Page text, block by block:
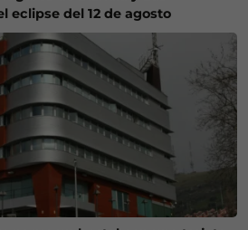
eclipse del 12 de agosto